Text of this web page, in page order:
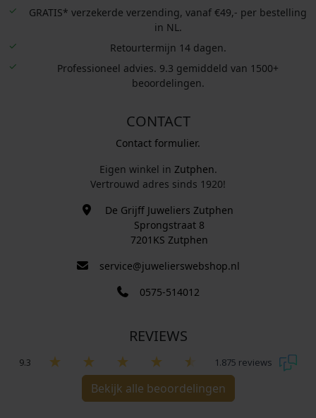
GRATIS* verzekerde verzending, vanaf €49,- per bestelling
in NL.
Retourtermijn 14 dagen.
Professioneel advies. 9.3 gemiddeld van 1500+
beoordelingen.
CONTACT
Contact formulier.
Eigen winkel in Zutphen.
Vertrouwd adres sinds 1920!
De Grijff Juweliers Zutphen
Sprongstraat 8
7201KS Zutphen
service@juwelierswebshop.nl
0575-514012
REVIEWS
9.3 1.875 reviews
Bekijk alle beoordelingen